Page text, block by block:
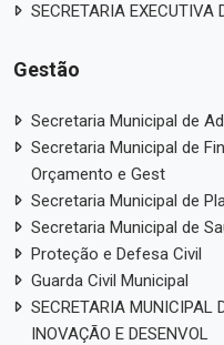
SECRETARIA EXECUTIVA
Gestão
Secretaria Municipal de
Secretaria Municipal de
Orçamento e Gest
Secretaria Municipal de
Secretaria Municipal de
Proteção e Defesa Civil
Guarda Civil Municipal
SECRETARIA MUNICIPAL
INOVAÇÃO E DESENVOL